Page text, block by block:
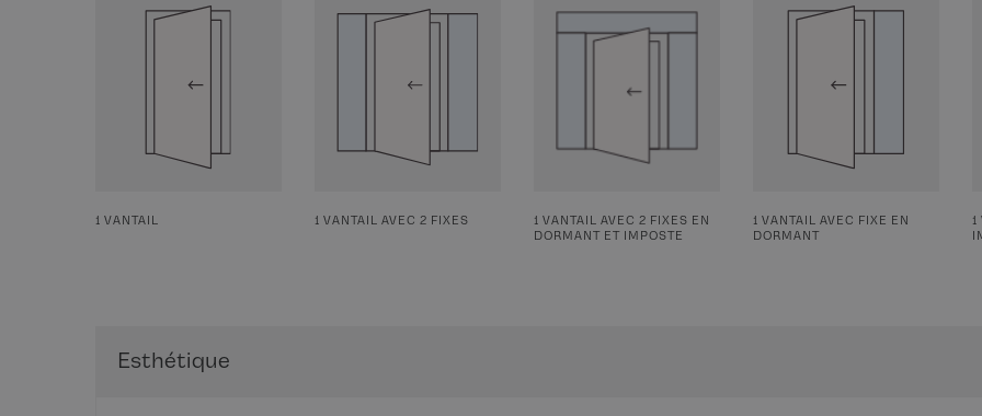
1 VANTAIL 1 VANTAIL AVEC 2 FIXES
1 VANTAIL AVEC 2 FIXES EN
DORMANT ET IMPOSTE
1 VANTAIL AVEC FIXE EN
DORMANT
Esthétique